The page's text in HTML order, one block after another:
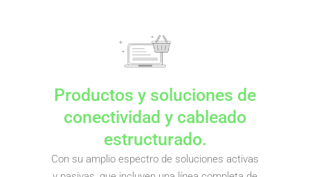
Productos y soluciones de
conectividad y cableado
estructurado.
Con su amplio espectro de soluciones activas